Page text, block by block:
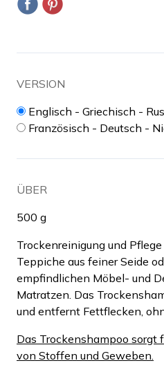
VERSION
Englisch - Griechisch -
Französisch - Deutsch -
ÜBER
500 g
Trockenreinigung und
Teppiche aus feiner Seide
empfindlichen Möbel- und
Matratzen. Das
und entfernt Fettflecken,
Das Trockenshampoo sorgt
von Stoffen und Geweben.